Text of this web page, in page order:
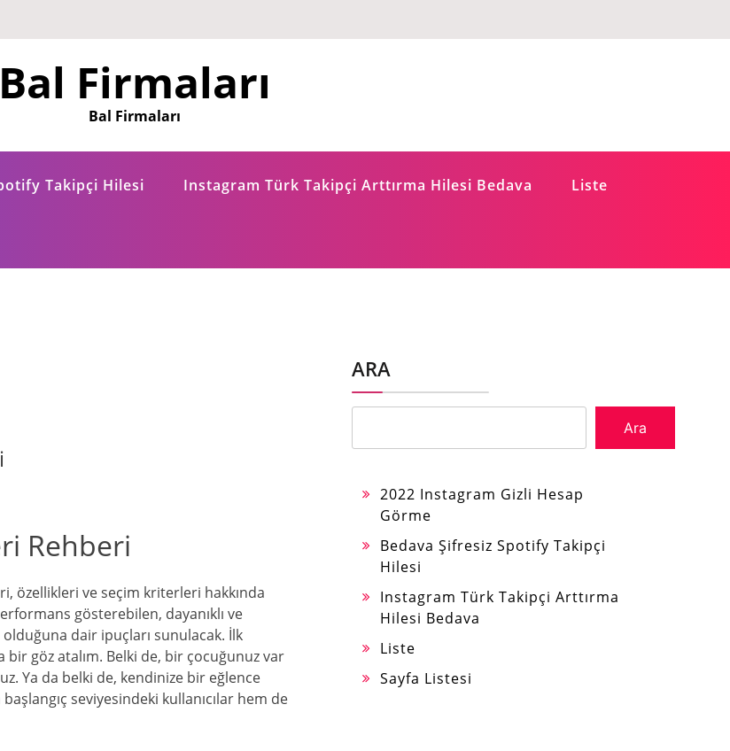
Bal Firmaları
Bal Firmaları
Takipçi Hilesi Instagram Türk Takipçi Arttırma Hilesi Bedava Liste
Rehberi
özellikleri ve seçim kriterleri hakkında
gösterebilen, dayanıklı ve
dair ipuçları sunulacak. İlk
göz atalım. Belki de, bir çocuğunuz var
Ya da belki de, kendinize bir eğlence
seviyesindeki kullanıcılar hem de
ARA
Ara
2022 Instagram Gizli Hesap
Görme
Bedava Şifresiz Spotify Takipçi
Hilesi
Instagram Türk Takipçi Arttırma
Hilesi Bedava
Liste
Sayfa Listesi